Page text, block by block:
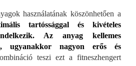
használatának köszönhetően a
tartóssággal és kivételes
Az anyag kellemes
ugyanakkor nagyon erős és
teszi ezt a fitneszhengert